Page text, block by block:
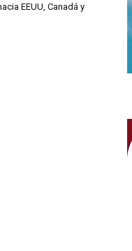
EEUU, Canadá y